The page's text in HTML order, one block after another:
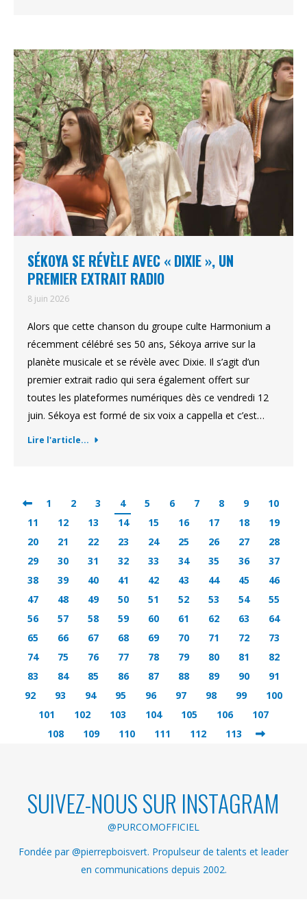
SÉKOYA SE RÉVÈLE AVEC « DIXIE », UN
PREMIER EXTRAIT RADIO
8 juin 2026
Alors que cette chanson du groupe culte Harmonium a
récemment célébré ses 50 ans, Sékoya arrive sur la
planète musicale et se révèle avec Dixie. Il s’agit d’un
premier extrait radio qui sera également offert sur
toutes les plateformes numériques dès ce vendredi 12
juin. Sékoya est formé de six voix a cappella et c’est…
Lire l'article...
1 2 3 4 5 6 7 8 9
10
11
12 13 14 15 16 17 18
19
20
21 22 23 24 25 26 27
28
29
30 31 32 33 34 35 36
37
38
39 40 41 42 43 44 45
46
47
48 49 50 51 52 53 54
55
56
57 58 59 60 61 62 63
64
65
66 67 68 69 70 71 72
73
74
75 76 77 78 79 80 81
82
83
84 85 86 87 88 89 90
91
92
93 94 95 96 97 98 99
100
101
102 103 104 105 106
107
108
109 110 111 112 113
SUIVEZ-NOUS SUR INSTAGRAM
@PURCOMOFFICIEL
Fondée par @pierrepboisvert. Propulseur de talents et leader
en communications depuis 2002.